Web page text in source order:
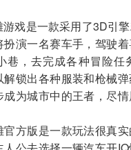
戏是一款采用了3D引
扮演一名赛车手，驾驶
巷，去完成各种冒险任
解锁出各种服装和枪械
成为城市中的王者，尽
方版是一款玩法很真实